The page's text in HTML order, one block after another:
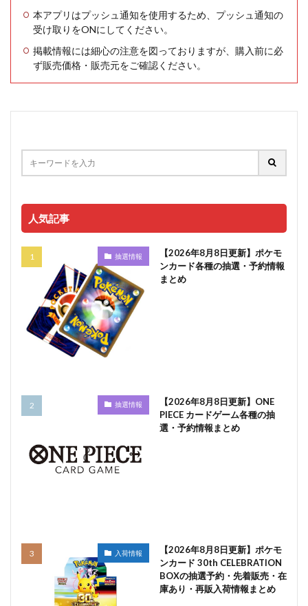
本アプリはプッシュ通知を使用するため、プッシュ通知の
受け取りをONにしてください。
掲載情報には細心の注意を図っておりますが、購入前に必
ず販売価格・販売元をご確認ください。
人気記事
抽選情報
【2026年8月8日更新】ポケモ
ンカード各種の抽選・予約情報
まとめ
抽選情報
【2026年8月8日更新】ONE
PIECE カードゲーム各種の抽
選・予約情報まとめ
入荷情報
【2026年8月8日更新】ポケモ
ンカード 30th CELEBRATION
BOXの抽選予約・先着販売・在
庫あり・再販入荷情報まとめ